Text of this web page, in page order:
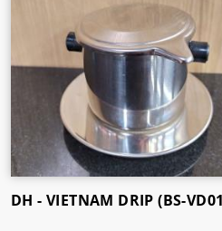
hario coffee kettle.
Miliki peralatan café modern
Sukses Jaya Malang
DH - VIETNAM DRIP (BS-